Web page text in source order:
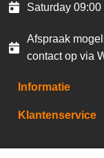
Saturday 09:00
Afspraak
contact op via
Informatie
Klantenservice